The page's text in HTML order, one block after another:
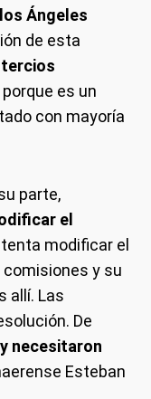
Ángeles
de esta
porque es un
con mayoría
parte,
el
modificar el
comisiones y su
allí. Las
De
necesitaron
Esteban